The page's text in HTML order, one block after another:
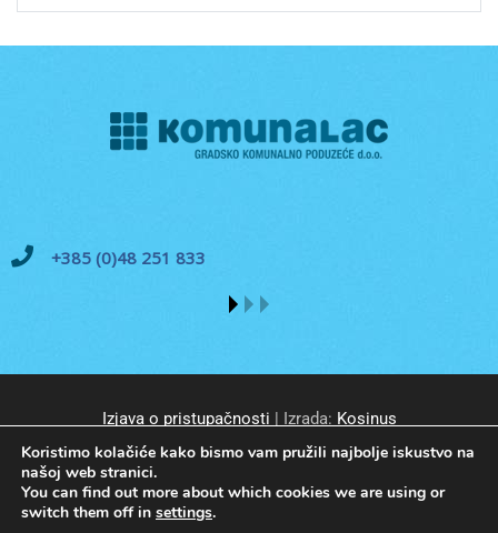
+385 (0)48 251 833
Izjava o pristupačnosti | Izrada: Kosinus
Koristimo kolačiće kako bismo vam pružili najbolje iskustvo na
našoj web stranici.
You can find out more about which cookies we are using or
switch them off in settings.